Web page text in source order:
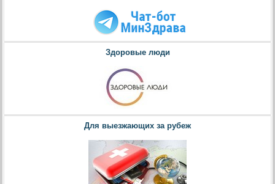
Здоровые люди
Для выезжающих за рубеж